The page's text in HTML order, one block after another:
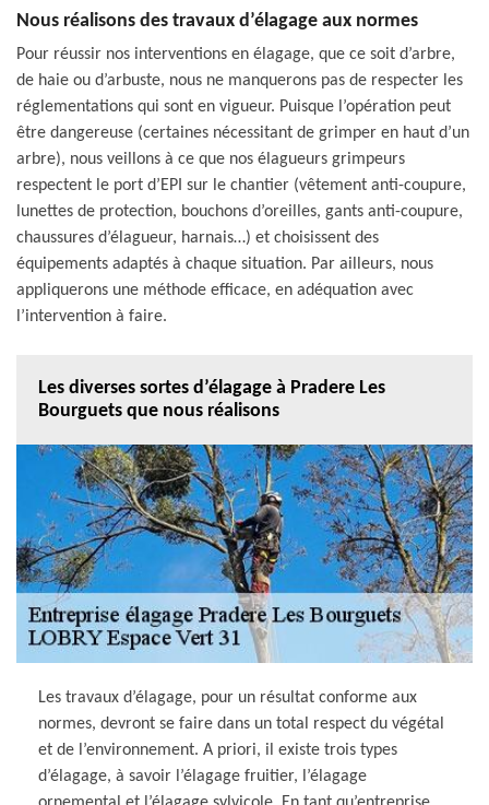
Nous réalisons des travaux d’élagage aux normes
Pour réussir nos interventions en élagage, que ce soit d’arbre,
de haie ou d’arbuste, nous ne manquerons pas de respecter les
réglementations qui sont en vigueur. Puisque l’opération peut
être dangereuse (certaines nécessitant de grimper en haut d’un
arbre), nous veillons à ce que nos élagueurs grimpeurs
respectent le port d’EPI sur le chantier (vêtement anti-coupure,
lunettes de protection, bouchons d’oreilles, gants anti-coupure,
chaussures d’élagueur, harnais…) et choisissent des
équipements adaptés à chaque situation. Par ailleurs, nous
appliquerons une méthode efficace, en adéquation avec
l’intervention à faire.
Les diverses sortes d’élagage à Pradere Les
Bourguets que nous réalisons
Les travaux d’élagage, pour un résultat conforme aux
normes, devront se faire dans un total respect du végétal
et de l’environnement. A priori, il existe trois types
d’élagage, à savoir l’élagage fruitier, l’élagage